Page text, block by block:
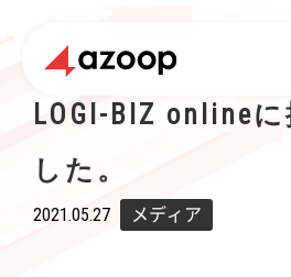
LOGI-BIZ online
した。
2021.05.27 メディア